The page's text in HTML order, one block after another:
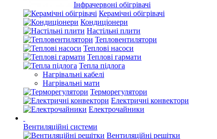
Інфрачервоні обігрівачі
Керамічні обігрівачі
Кондиціонери
Настільні плити
Тепловентилятори
Теплові насоси
Теплові гармати
Тепла підлога
Нагрівальні кабелі
Нагрівальні мати
Терморегулятори
Електричні конвектори
Електрочайники
Вентиляційні системи
Вентиляційні решітки